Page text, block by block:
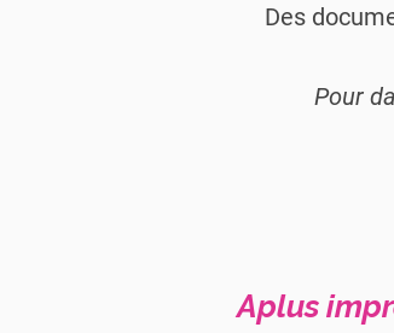
Des
Pour
Aplus